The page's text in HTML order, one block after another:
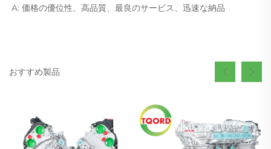
A: 価格の優位性、高品質、最良のサービス、迅速な納品
おすすめ製品